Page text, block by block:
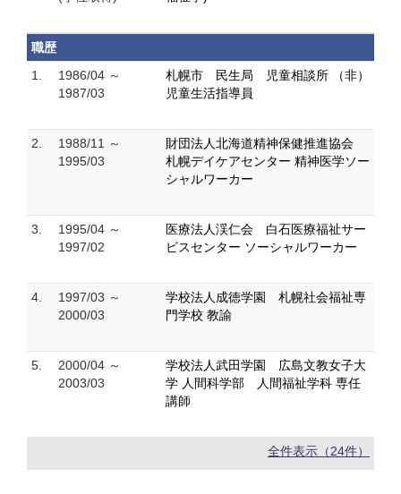
職歴
1.
1986/04 ～
1987/03
札幌市 民生局 児童相談所 （非）
児童生活指導員
2.
1988/11 ～
1995/03
財団法人北海道精神保健推進協会
札幌デイケアセンター 精神医学ソー
シャルワーカー
3.
1995/04 ～
1997/02
医療法人渓仁会 白石医療福祉サー
ビスセンター ソーシャルワーカー
4.
1997/03 ～
2000/03
学校法人成徳学園 札幌社会福祉専
門学校 教諭
5.
2000/04 ～
2003/03
学校法人武田学園 広島文教女子大
学 人間科学部 人間福祉学科 専任
講師
全件表示（24件）